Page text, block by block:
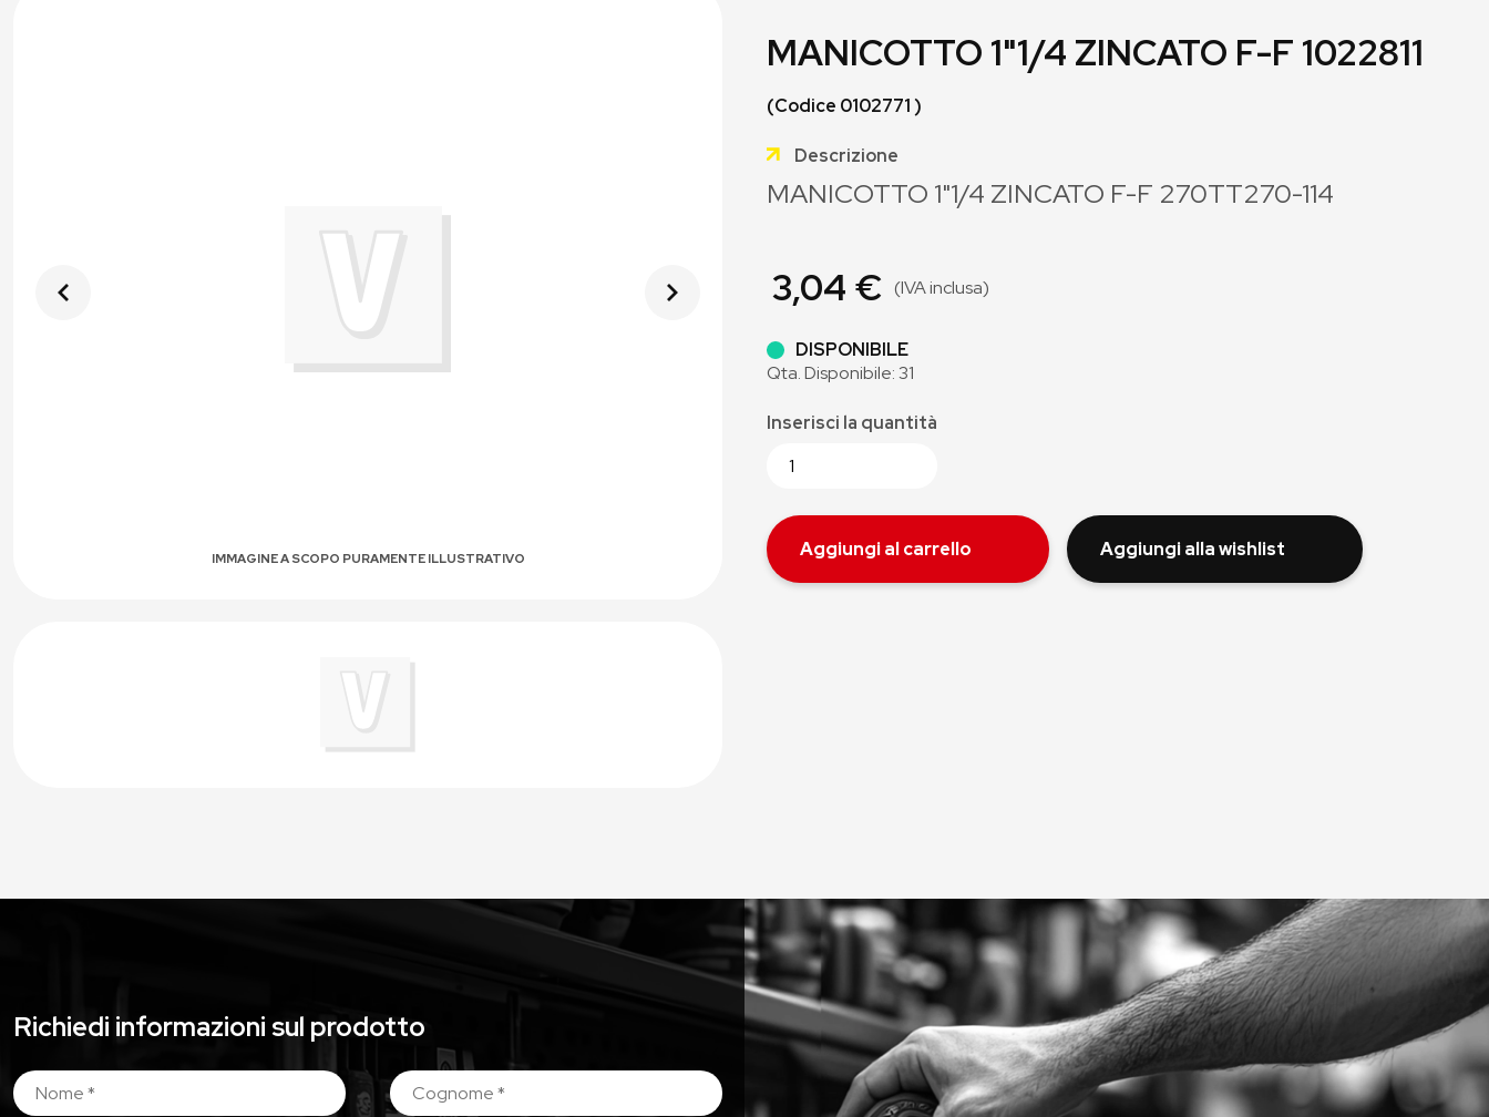
IMMAGINE A SCOPO PURAMENTE ILLUSTRATIVO
MANICOTTO 1"1/4 ZINCATO F-F 1022811
(Codice 0102771 )
Descrizione
MANICOTTO 1"1/4 ZINCATO F-F 270TT270-114
3,04 € (IVA inclusa)
DISPONIBILE
Qta. Disponibile: 31
Inserisci la quantità
Aggiungi al carrello Aggiungi alla wishlist
Richiedi informazioni sul prodotto